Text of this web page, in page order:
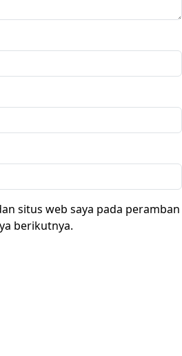
situs web saya pada peramban
berikutnya.